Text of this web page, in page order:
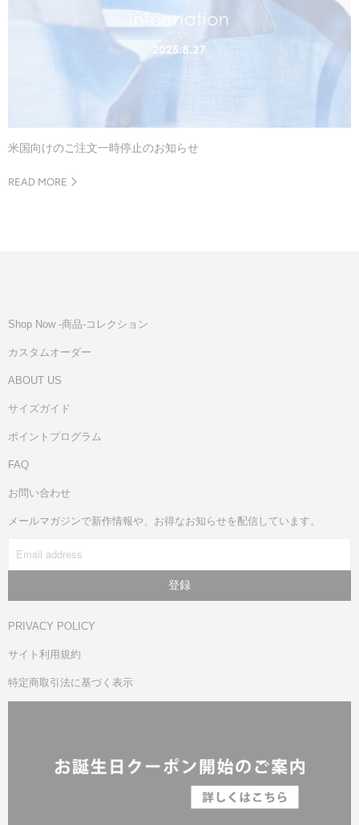
米国向けのご注文一時停止のお知らせ
READ MORE
Shop Now -商品‐コレクション
カスタムオーダー
ABOUT US
サイズガイド
ポイントプログラム
FAQ
お問い合わせ
メールマガジンで新作情報や、お得なお知らせを配信しています。
PRIVACY POLICY
サイト利用規約
特定商取引法に基づく表示